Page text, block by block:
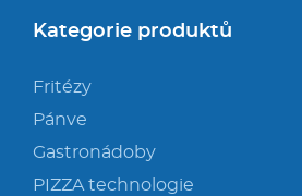
Kategorie produktů
Fritézy
Pánve
Gastronádoby
PIZZA technologie